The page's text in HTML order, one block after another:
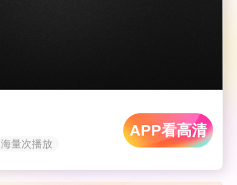
海量次播放
APP看高清